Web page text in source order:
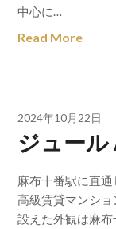
中心に…
Read More
2024年10月22日
ジュー
麻布十番駅に直
高級賃貸マンシ
設えた外観は麻